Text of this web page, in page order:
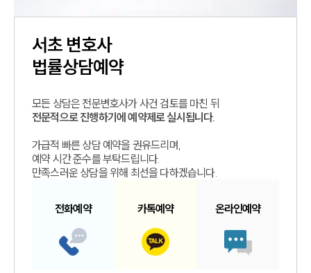
서초 변호사
법률상담예약
모든 상담은 전문변호사가 사건 검토를 마친 뒤
전문적으로 진행하기에 예약제로 실시됩니다.
가급적 빠른 상담 예약을 권유드리며,
예약 시간 준수를 부탁드립니다.
만족스러운 상담을 위해 최선을 다하겠습니다.
전화예약 카톡예약 온라인예약